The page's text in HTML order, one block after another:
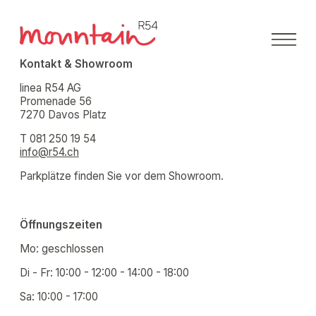
Kontakt & Showroom
linea R54 AG
Promenade 56
7270 Davos Platz
T 081 250 19 54
info@r54.ch
Parkplätze finden Sie vor dem Showroom.
Öffnungszeiten
Mo: geschlossen
Di - Fr: 10:00 - 12:00 - 14:00 - 18:00
Sa: 10:00 - 17:00